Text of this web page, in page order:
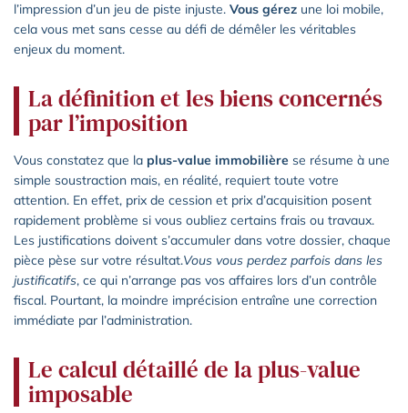
l’impression d’un jeu de piste injuste. Vous gérez une loi mobile,
cela vous met sans cesse au défi de démêler les véritables
enjeux du moment.
La définition et les biens concernés
par l’imposition
Vous constatez que la plus-value immobilière se résume à une
simple soustraction mais, en réalité, requiert toute votre
attention. En effet, prix de cession et prix d’acquisition posent
rapidement problème si vous oubliez certains frais ou travaux.
Les justifications doivent s’accumuler dans votre dossier, chaque
pièce pèse sur votre résultat.Vous vous perdez parfois dans les
justificatifs, ce qui n’arrange pas vos affaires lors d’un contrôle
fiscal. Pourtant, la moindre imprécision entraîne une correction
immédiate par l’administration.
Le calcul détaillé de la plus-value
imposable